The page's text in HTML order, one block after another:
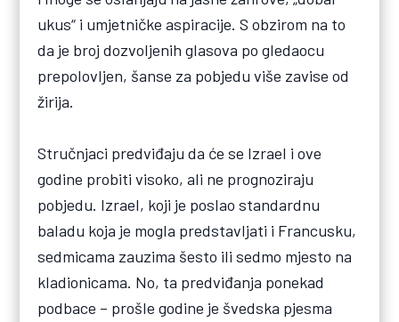
ukus“ i umjetničke aspiracije. S obzirom na to
da je broj dozvoljenih glasova po gledaocu
prepolovljen, šanse za pobjedu više zavise od
žirija.
Stručnjaci predviđaju da će se Izrael i ove
godine probiti visoko, ali ne prognoziraju
pobjedu. Izrael, koji je poslao standardnu
baladu koja je mogla predstavljati i Francusku,
sedmicama zauzima šesto ili sedmo mjesto na
kladionicama. No, ta predviđanja ponekad
podbace – prošle godine je švedska pjesma